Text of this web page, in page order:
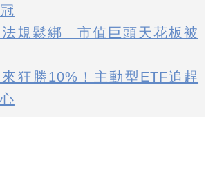
法規鬆綁 市值巨頭天花板被
來狂勝10%！主動型ETF追趕